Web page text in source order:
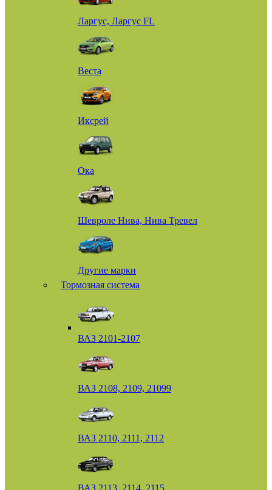
Ларгус, Ларгус FL
Веста
Иксрей
Ока
Шевроле Нива, Нива Тревел
Другие марки
Тормозная система
ВАЗ 2101-2107
ВАЗ 2108, 2109, 21099
ВАЗ 2110, 2111, 2112
ВАЗ 2113, 2114, 2115